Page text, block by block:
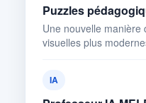
Puzzles
Une nouvelle manière
visuelles plus
IA